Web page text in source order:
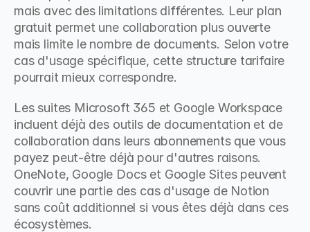
mais avec des limitations différentes. Leur plan
gratuit permet une collaboration plus ouverte
mais limite le nombre de documents. Selon votre
cas d'usage spécifique, cette structure tarifaire
pourrait mieux correspondre.
Les suites Microsoft 365 et Google Workspace
incluent déjà des outils de documentation et de
collaboration dans leurs abonnements que vous
payez peut-être déjà pour d'autres raisons.
OneNote, Google Docs et Google Sites peuvent
couvrir une partie des cas d'usage de Notion
sans coût additionnel si vous êtes déjà dans ces
écosystèmes.